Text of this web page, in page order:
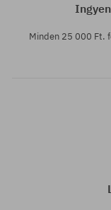
Minden 25 000 Ft.